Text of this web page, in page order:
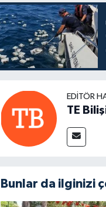
EDITÖR
TE
Bunlar da ilginizi